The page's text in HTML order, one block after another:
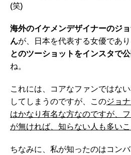
(笑)
海外のイケメンデザイナーのジ
んが、日本を代表する女優であり
とのツーショットをインスタで
ね。
これには、コアなファンではな
してしまうのですが、このジョ
はかなり有名な方なのですが、
が無ければ、知らない人も多いこ
ちなみに、私が知ったのはコン